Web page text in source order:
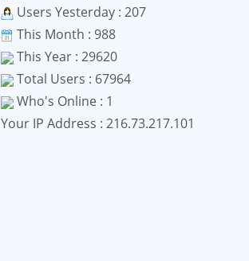
Users Yesterday : 207
This Month : 988
This Year : 29620
Total Users : 67964
Who's Online : 1
Your IP Address : 216.73.217.101